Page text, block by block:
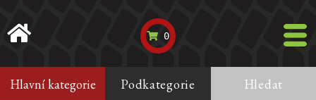
0
Hlavní kategorie Podkategorie Hledat